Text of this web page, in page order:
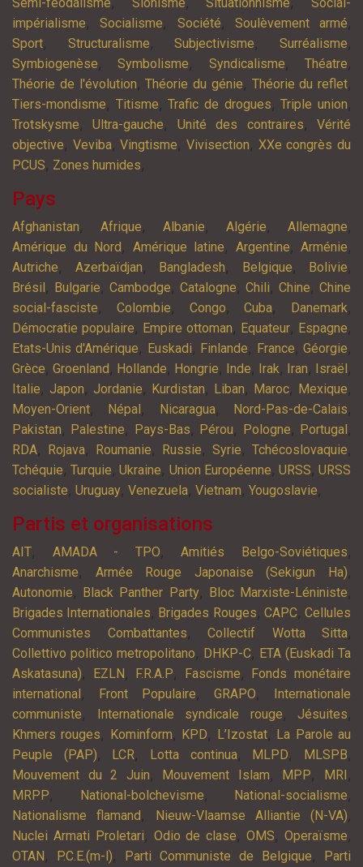
Semi-féodalisme Sionisme Situationnisme
Social-
impérialisme,Socialisme, Société, Soulèvement armé,
Sport, Structuralisme,Subjectivisme,Surréalisme,
Symbiogenèse,Symbolisme, Syndicalisme,Théatre,
Théorie de l'évolution,Théorie du génie, Théorie du reflet,
Tiers-mondisme, Titisme,Trafic de drogues,Triple union,
Trotskysme,Ultra-gauche, Unité des contraires,Vérité
objective, Veviba,Vingtisme,Vivisection, XXe congrès du
PCUS, Zones humides,
Pays
Afghanistan, Afrique, Albanie, Algérie, Allemagne,
Amérique du Nord , Amérique latine, Argentine, Arménie,
Autriche, Azerbaïdjan, Bangladesh, Belgique, Bolivie,
Brésil , Bulgarie, Cambodge, Catalogne, Chili, Chine, Chine
social-fasciste, Colombie, Congo,Cuba, Danemark,
Démocratie populaire, Empire ottoman, Equateur, Espagne,
Etats-Unis d'Amérique, Euskadi, Finlande, France,Géorgie,
Grèce, Groenland , Hollande, Hongrie, Inde, Irak, Iran, Israël ,
Italie, Japon, Jordanie, Kurdistan, Liban, Maroc, Mexique,
Moyen-Orient, Népal , Nicaragua, Nord-Pas-de-Calais,
Pakistan, Palestine, Pays-Bas, Pérou, Pologne, Portugal ,
RDA, Rojava, Roumanie, Russie, Syrie, Tchécoslovaquie,
Tchéquie,Turquie,Ukraine, Union Européenne, URSS,URSS
socialiste, Uruguay, Venezuela, Vietnam, Yougoslavie,
Partis et organisations
AIT, AMADA - TPO,Amitiés Belgo-Soviétiques,
Anarchisme, Armée Rouge Japonaise (Sekigun Ha),
Autonomie, Black Panther Party, Bloc Marxiste-Léniniste,
Brigades Internationales, Brigades Rouges, CAPC,Cellules
Communistes Combattantes, Collectif Wotta Sitta,
Collettivo politico metropolitano, DHKP-C, ETA (Euskadi Ta
Askatasuna), EZLN , F.R.A.P, Fascisme,
Fonds monétaire
international , Front Populaire, GRAPO,
Internationale
communiste, Internationale syndicale rouge, Jésuites,
Khmers rouges, Kominform, KPD, L’Izostat, La Parole au
Peuple (PAP), LCR, Lotta continua, MLPD, MLSPB,
Mouvement du 2 Juin, Mouvement Islam, MPP, MRI ,
MRPP, National-bolchevisme, National-socialisme,
Nationalisme flamand , Nieuw-Vlaamse Alliantie (N-VA),
Nuclei Armati Proletari, Odio de clase,OMS,Operaïsme,
OTAN , P.C.E.(m-l), Parti Communiste de Belgique,
Parti